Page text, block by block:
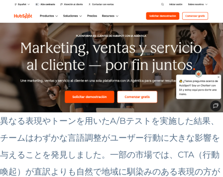
異なる表現やトーンを用いたA/Bテストを実施した結果、
チームはわずかな言語調整がユーザー行動に大きな影響を
与えることを発見しました。一部の市場では、CTA（行動
喚起）が直訳よりも自然で地域に馴染みのある表現の方が